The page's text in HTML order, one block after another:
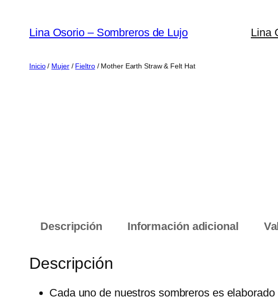
contenido
Lina Osorio – Sombreros de Lujo Lina
Inicio/ Mujer/ Fieltro/ Mother Earth Straw & Felt Hat
Descripción Información adicional
Descripción
Cada uno de nuestros sombreros es